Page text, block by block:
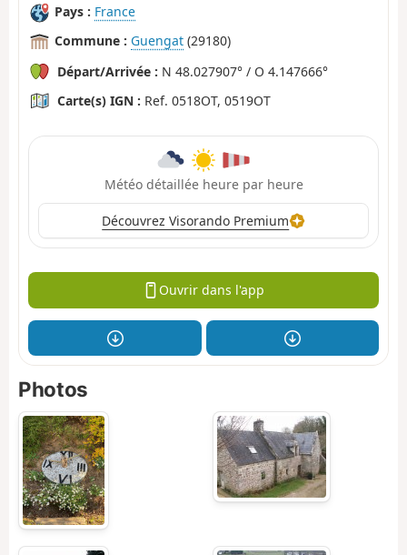
Pays : France
Commune : Guengat (29180)
Départ/Arrivée : N 48.027907° / O 4.147666°
Carte(s) IGN : Ref. 0518OT, 0519OT
Météo détaillée heure par heure
Découvrez Visorando Premium
Ouvrir dans l'app
Photos